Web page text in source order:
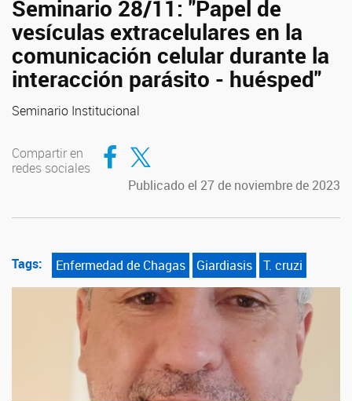
Seminario 28/11: "Papel de
vesículas extracelulares en la
comunicación celular durante la
interacción parásito - huésped"
Seminario Institucional
Compartir en
redes sociales
Compartir en Facebook
Compartir en Twitter
Publicado el 27 de noviembre de 2023
Tags: Enfermedad de Chagas Giardiasis T. cruzi